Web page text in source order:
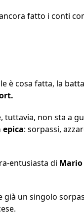
fatto i conti
è cosa fatta, la
tuttavia, non sta a
: sorpassi,
entusiasta di Mario
già un singolo